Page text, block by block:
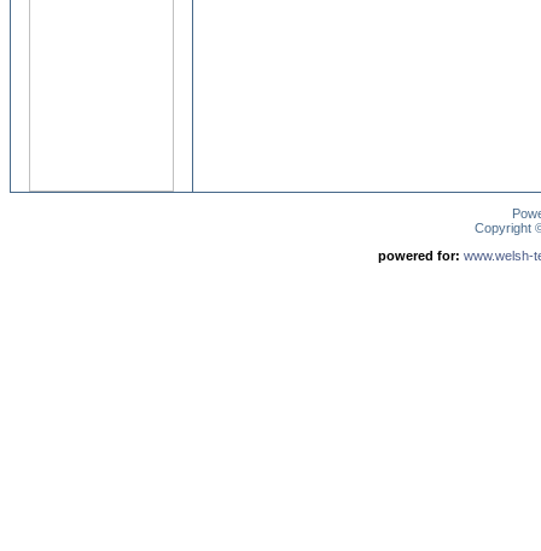
Copyright
powered for: www.welsh-